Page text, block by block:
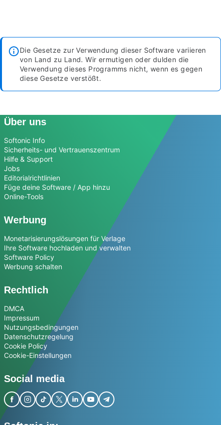
Die Gesetze zur Verwendung dieser Software variieren
von Land zu Land. Wir ermutigen oder dulden die
Verwendung dieses Programms nicht, wenn es gegen
diese Gesetze verstößt.
Über uns
Softonic Info
Sicherheits- und Vertrauenszentrum
Hilfe & Support
Jobs
Editorialrichtlinien
Füge deine Software / App hinzu
Online-Tools
Werbung
Monetarisierungslösungen für Verlage
Ihre Software hochladen und verwalten
Software Policy
Werbung schalten
Rechtlich
DMCA
Impressum
Nutzungsbedingungen
Datenschutzregelung
Cookie Policy
Cookie-Einstellungen
Social media